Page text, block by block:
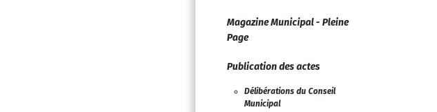
Magazine Municipal - Pleine
Page
Publication des actes
Délibérations du Conseil
Municipal